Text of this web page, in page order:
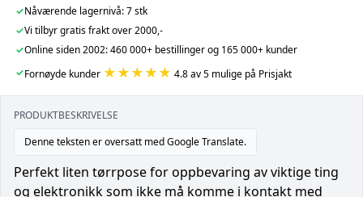
✓Nåværende lagernivå: 7 stk
✓Vi tilbyr gratis frakt over 2000,-
✓Online siden 2002: 460 000+ bestillinger og 165 000+ kunder
✓Fornøyde kunder ★★★★★ 4.8 av 5 mulige på Prisjakt
PRODUKTBESKRIVELSE
Denne teksten er oversatt med Google Translate.
Perfekt liten tørrpose for oppbevaring av viktige ting
og elektronikk som ikke må komme i kontakt med